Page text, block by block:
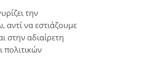
την
αντί να εστιάζουμε
στην αδιαίρετη
πολιτικών